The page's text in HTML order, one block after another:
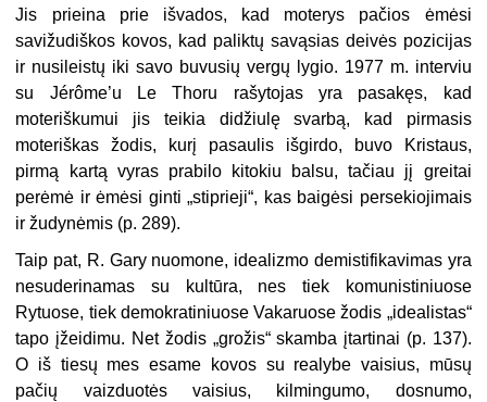
Jis prieina prie išvados, kad moterys pačios ėmėsi
savižudiškos kovos, kad paliktų savąsias deivės pozicijas
ir nusileistų iki savo buvusių vergų lygio. 1977 m. interviu
su Jérôme’u Le Thoru rašytojas yra pasakęs, kad
moteriškumui jis teikia didžiulę svarbą, kad pirmasis
moteriškas žodis, kurį pasaulis išgirdo, buvo Kristaus,
pirmą kartą vyras prabilo kitokiu balsu, tačiau jį greitai
perėmė ir ėmėsi ginti „stiprieji“, kas baigėsi persekiojimais
ir žudynėmis (p. 289).
Taip pat, R. Gary nuomone, idealizmo demistifikavimas yra
nesuderinamas su kultūra, nes tiek komunistiniuose
Rytuose, tiek demokratiniuose Vakaruose žodis „idealistas“
tapo įžeidimu. Net žodis „grožis“ skamba įtartinai (p. 137).
O iš tiesų mes esame kovos su realybe vaisius, mūsų
pačių vaizduotės vaisius, kilmingumo, dosnumo,